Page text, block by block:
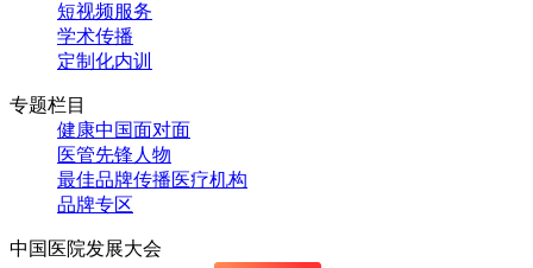
短视频服务
学术传播
定制化内训
专题栏目
健康中国面对面
医管先锋人物
最佳品牌传播医疗机构
品牌专区
中国医院发展大会